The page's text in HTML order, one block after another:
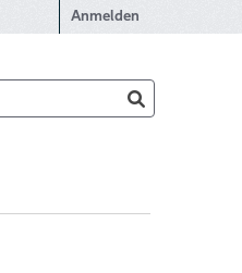
Anmelden